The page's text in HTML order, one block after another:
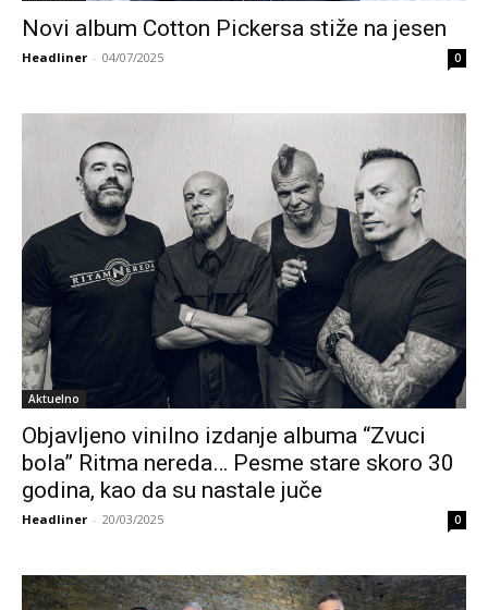
Novi album Cotton Pickersa stiže na jesen
Headliner - 04/07/2025 0
Aktuelno
Objavljeno vinilno izdanje albuma “Zvuci
bola” Ritma nereda… Pesme stare skoro 30
godina, kao da su nastale juče
Headliner - 20/03/2025 0